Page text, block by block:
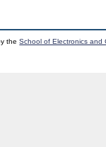
theSchool of Electronics and